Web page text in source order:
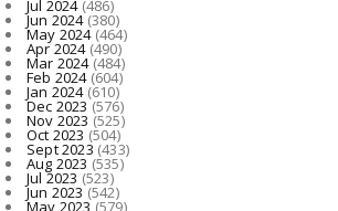
Jul 2024(486)
Jun 2024(380)
May 2024(464)
Apr 2024(490)
Mar 2024(484)
Feb 2024(604)
Jan 2024(610)
Dec 2023(576)
Nov 2023 (525)
Oct 2023 (504)
Sept 2023 (433)
Aug 2023 (535)
Jul 2023 (523)
Jun 2023(542)
May 2023(579)